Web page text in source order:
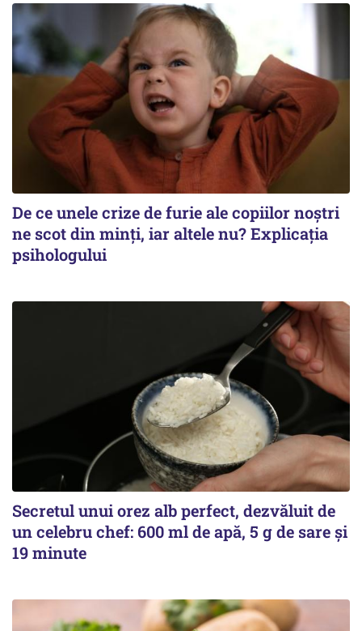
De ce unele crize de furie ale copiilor noștri
ne scot din minți, iar altele nu? Explicația
psihologului
Secretul unui orez alb perfect, dezvăluit de
un celebru chef: 600 ml de apă, 5 g de sare și
19 minute